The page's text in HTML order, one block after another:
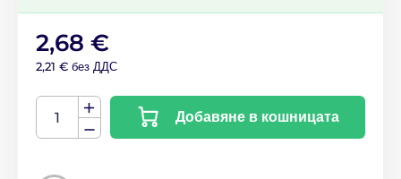
2,68 €
2,21 € без ДДС
Добавяне в кошницата